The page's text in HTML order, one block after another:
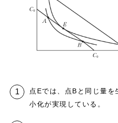
点Eでは、点Bと同じ量
小化が実現している。